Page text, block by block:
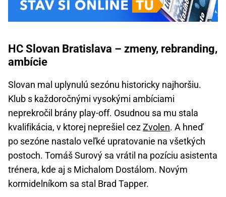
HC Slovan Bratislava – zmeny, rebranding,
ambície
Slovan mal uplynulú sezónu historicky najhoršiu.
Klub s každoročnými vysokými ambíciami
neprekročil brány play-off. Osudnou sa mu stala
kvalifikácia, v ktorej neprešiel cezZvolen. A hneď
po sezóne nastalo veľké upratovanie na všetkých
postoch. Tomáš Surový sa vrátil na pozíciu asistenta
trénera, kde aj s Michalom Dostálom. Novým
kormidelníkom sa stal Brad Tapper.